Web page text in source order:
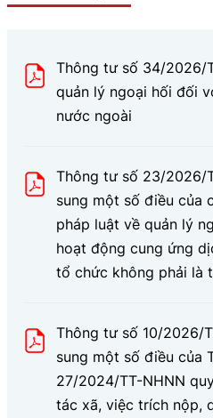
Thông tư số 34/2026/
quản lý ngoại hối đối
nước ngoài
Thông tư số 23/2026/
sung một số điều của
pháp luật về quản lý
hoạt động cung ứng
tổ chức không phải là
Thông tư số 10/2026/
sung một số điều của
27/2024/TT-NHNN
tác xã, việc trích nộp,